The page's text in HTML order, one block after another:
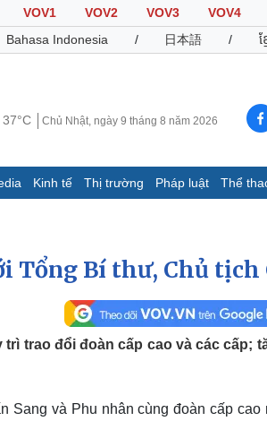
VOV1 VOV2 VOV3 VOV4
Bahasa Indonesia / 日本語 / ខ្
37°C Chủ Nhật, ngày 9 tháng 8 năm 2026
Kinh tế Thị trường Pháp luật Thể
Cuộc sống đó đây
Hồ sơ
Lịch thi đấu bóng đá
Tổng Bí thư, Chủ tịch
trì trao đổi đoàn cấp cao và các cấp;
Sang và Phu nhân cùng đoàn cấp